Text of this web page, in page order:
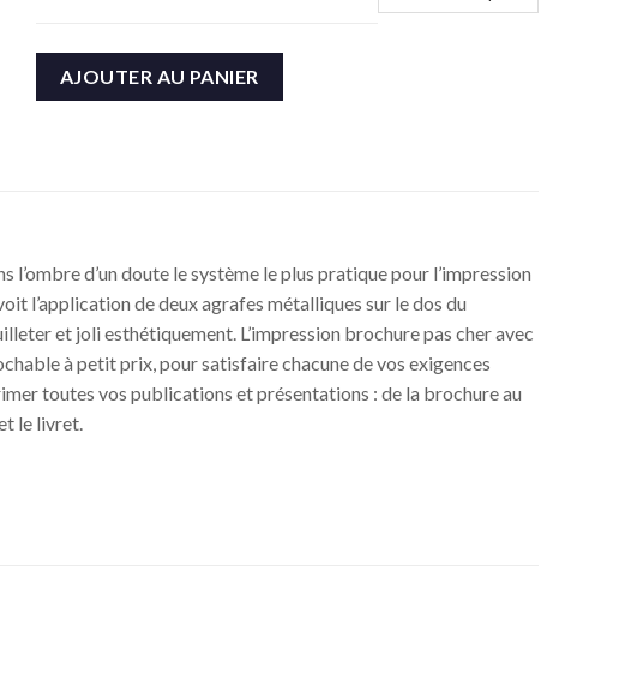
AJOUTER AU PANIER
d’un doute le système le plus pratique pour l’impression
l’application de deux agrafes métalliques sur le dos du
et joli esthétiquement. L’impression brochure pas cher avec
à petit prix, pour satisfaire chacune de vos exigences
toutes vos publications et présentations : de la brochure au
le livret.